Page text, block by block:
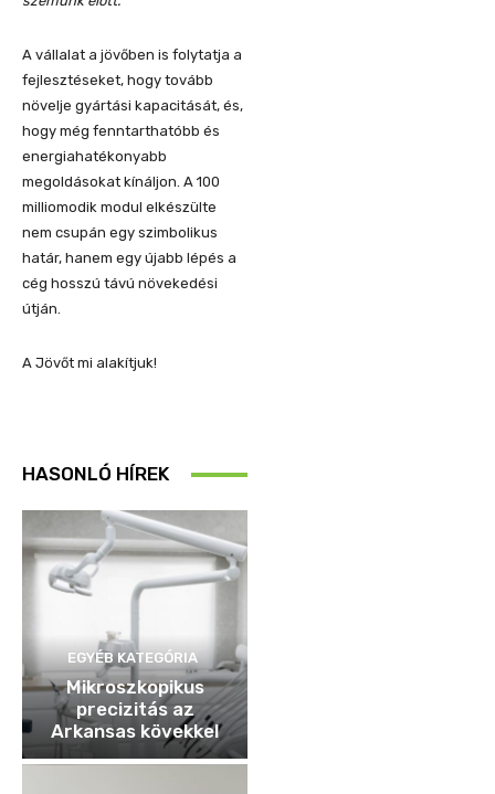
A vállalat a jövőben is folytatja a
fejlesztéseket, hogy tovább
növelje gyártási kapacitását, és,
hogy még fenntarthatóbb és
energiahatékonyabb
megoldásokat kínáljon. A 100
milliomodik modul elkészülte
nem csupán egy szimbolikus
határ, hanem egy újabb lépés a
cég hosszú távú növekedési
útján.
A Jövőt mi alakítjuk!
HASONLÓ HÍREK
EGYÉB KATEGÓRIA
Mikroszkopikus
precizitás az
Arkansas kövekkel